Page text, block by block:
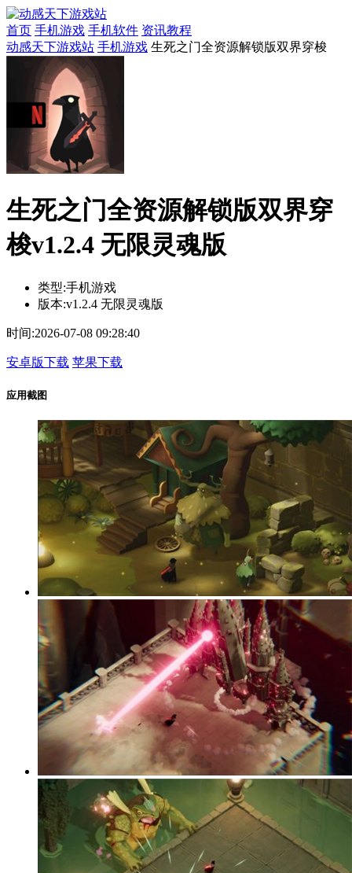
首页 手机游戏 手机软件 资讯教程
动感天下游戏站 手机游戏 生死之门全资源解锁版双界穿梭
生死之门全资源解锁版双界穿
梭v1.2.4 无限灵魂版
类型:手机游戏
版本:v1.2.4 无限灵魂版
时间:2026-07-08 09:28:40
安卓版下载 苹果下载
应用截图